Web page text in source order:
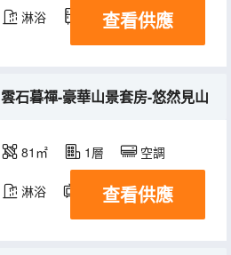
淋浴 冰箱查看供應
雲石暮禪-豪華山景套房-悠然見山
81㎡ 1層 空調
淋浴 電視機 冰箱
查看供應